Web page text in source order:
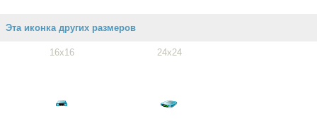
Эта иконка других размеров
16x16 24x24